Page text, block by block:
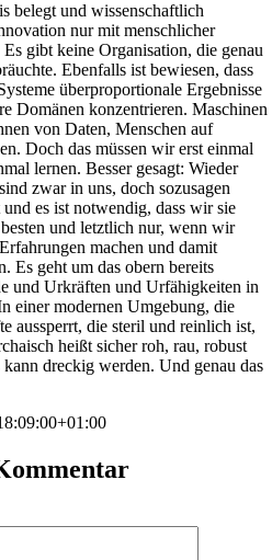
belegt und wissenschaftlich
nur mit menschlicher
gibt keine Organisation, die genau
Ebenfalls ist bewiesen, dass
überproportionale Ergebnisse
Domänen konzentrieren. Maschinen
von Daten, Menschen auf
Doch das müssen wir erst einmal
lernen. Besser gesagt: Wieder
zwar in uns, doch sozusagen
es ist notwendig, dass wir sie
und letztlich nur, wenn wir
machen und damit
Es geht um das obern bereits
und Urkräften und Urfähigkeiten in
einer modernen Umgebung, die
aussperrt, die steril und reinlich ist,
heißt sicher roh, rau, robust
dreckig werden. Und genau das